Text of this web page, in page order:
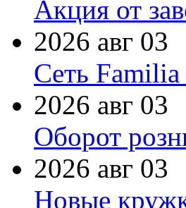
Акция от
2026 авг 03
Сеть Familia
2026 авг 03
Оборот
2026 авг 03
Новые